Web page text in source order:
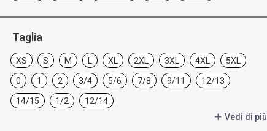
Taglia
XS S M L XL 2XL 3XL 4XL 5XL
0 1 2 3/4 5/6 7/8 9/11 12/13
14/15 1/2
12/14
Vedi di più